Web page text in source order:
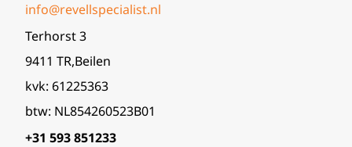
info@revellspecialist.nl
Terhorst 3
9411 TR,Beilen
kvk: 61225363
btw: NL854260523B01
+31 593 851233